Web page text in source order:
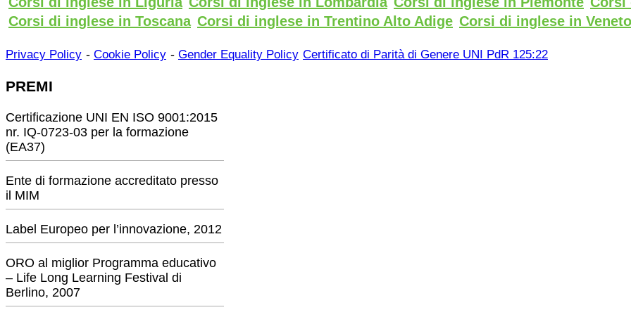
Corsi di inglese in Toscana Corsi di inglese in Trentino Alto Adige Corsi di inglese in Veneto
Privacy Policy - Cookie Policy - Gender Equality Policy Certificato di Parità di Genere UNI PdR 125:22
PREMI
Certificazione UNI EN ISO 9001:2015
nr. IQ-0723-03 per la formazione
(EA37)
Ente di formazione accreditato presso
il MIM
Label Europeo per l’innovazione, 2012
ORO al miglior Programma educativo
– Life Long Learning Festival di
Berlino, 2007